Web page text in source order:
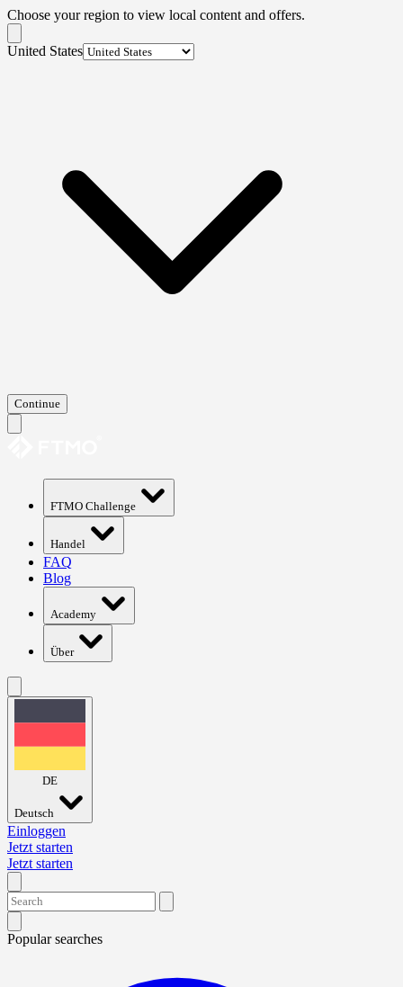
Choose your region to view local content and offers.
United States
Continue
FTMO Challenge
Handel
FAQ
Blog
Academy
Über
DE
Deutsch
Einloggen
Jetzt starten
Jetzt starten
Popular searches